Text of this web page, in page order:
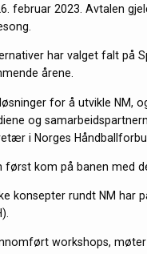
februar 2023. Avtalen
har valget falt på
årene.
for å utvikle NM,
og
i Norges
først kom på banen med
konsepter rundt NM har
workshops,